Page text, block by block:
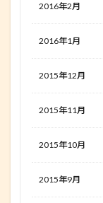
2016年2月
2016年1月
2015年12月
2015年11月
2015年10月
2015年9月